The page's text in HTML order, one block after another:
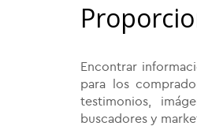
Encontrar
para los
testimonios,
buscadores y